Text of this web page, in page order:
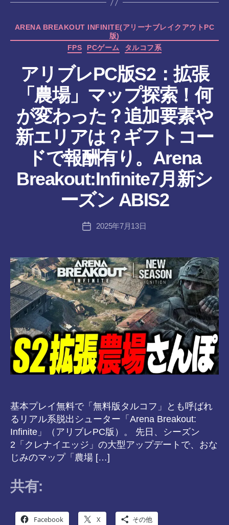
カ
テ
ゴ
ー
ARENA BREAKOUT INFINITE(アリーナブレイクアウトPC
版)
FPS
PCゲーム タルコフ系
アリブレPC版S2：拡張
「農場」マップ探索！何
が変わった？追加要素や
新エリアは？ギフトコー
ドで報酬有り。Arena
Breakout:Infinite7月新シ
ーズン ABIS2
投
稿
成
者
:
a
8-
vr
投
2025年7月13日
基本プレイ無料で「無料版タルコフ」とも呼ばれ
るリアル系脱出シューター「Arena Breakout:
Infinite」（アリブレPC版）。 先日、シーズン
2「クレナイエッジ」の大型アップデートで、おな
じみのマップ「農場 […]
共有:
Facebook X その他